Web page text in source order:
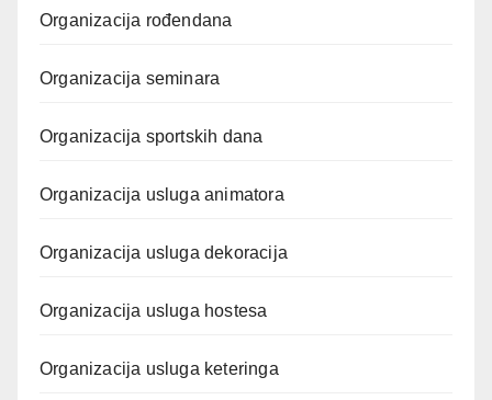
Organizacija rođendana
Organizacija seminara
Organizacija sportskih dana
Organizacija usluga animatora
Organizacija usluga dekoracija
Organizacija usluga hostesa
Organizacija usluga keteringa